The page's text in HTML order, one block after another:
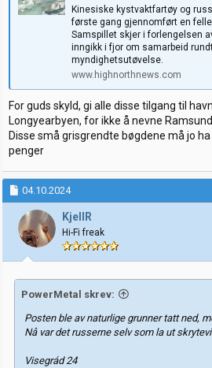
Kinesiske kystvaktfartøy og
første gang gjennomført en
Samspillet skjer i forlengelsen
inngikk i fjor om samarbeid
myndighetsutøvelse.
www.highnorthnews.com
For guds skyld, gi alle disse tilgang til
Longyearbyen, for ikke å nevne
Disse små grisgrendte bøgdene må jo
penger
04.10.2024
KjellR
Hi-Fi freak
PowerMetal skrev:
Posten ble av naturlige grunner tatt ned,
Nå var det russerne selv som la ut
Visegrád 24